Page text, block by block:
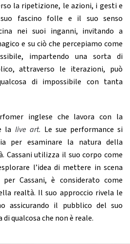
la ripetizione, le azioni, i gesti e
fascino folle e il suo senso
nei suoi inganni, invitando a
e su ciò che percepiamo come
impartendo una sorta di
attraverso le iterazioni, può
di impossibile con tanta
inglese che lavora con la
la live art. Le sue performance si
per esaminare la natura della
Cassani utilizza il suo corpo come
l’idea di mettere in scena
Cassani, è considerato come
realtà. Il suo approccio rivela le
assicurando il pubblico del suo
qualcosa che non è reale.